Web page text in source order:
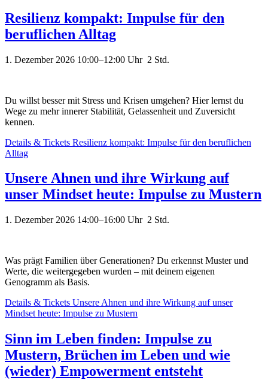
Resilienz kompakt: Impulse für den
beruflichen Alltag
1. Dezember 2026 10:00–12:00 Uhr 2 Std.
Du willst besser mit Stress und Krisen umgehen? Hier lernst du
Wege zu mehr innerer Stabilität, Gelassenheit und Zuversicht
kennen.
Details & Tickets Resilienz kompakt: Impulse für den beruflichen
Alltag
Unsere Ahnen und ihre Wirkung auf
unser Mindset heute: Impulse zu Mustern
1. Dezember 2026 14:00–16:00 Uhr 2 Std.
Was prägt Familien über Generationen? Du erkennst Muster und
Werte, die weitergegeben wurden – mit deinem eigenen
Genogramm als Basis.
Details & Tickets Unsere Ahnen und ihre Wirkung auf unser
Mindset heute: Impulse zu Mustern
Sinn im Leben finden: Impulse zu
Mustern, Brüchen im Leben und wie
(wieder) Empowerment entsteht